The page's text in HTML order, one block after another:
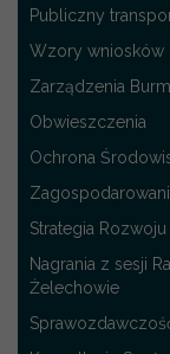
Publiczny
Wzory wniosków
Zarządzenia
Obwieszczenia
Ochrona
Strategia
Nagrania z sesji
Żelechowie